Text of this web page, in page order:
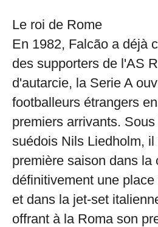
Le roi de Rome
En 1982, Falcão a déjà
des supporters de l'AS
d'autarcie, la Serie A
footballeurs étrangers
premiers arrivants.
suédois Nils Liedholm,
première saison dans la
définitivement une
et dans la jet-set
offrant à la Roma son